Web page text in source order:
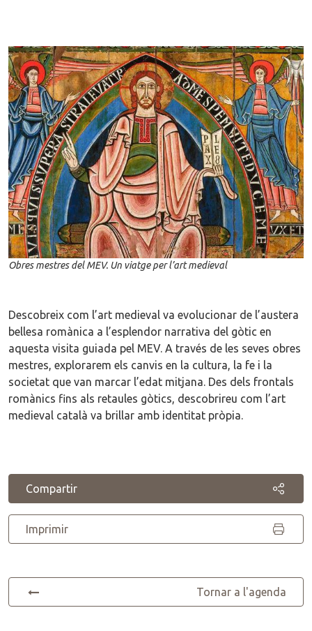
Obres mestres del MEV. Un viatge per l’art medieval
Descobreix com l’art medieval va evolucionar de l’austera
bellesa romànica a l’esplendor narrativa del gòtic en
aquesta visita guiada pel MEV. A través de les seves obres
mestres, explorarem els canvis en la cultura, la fe i la
societat que van marcar l’edat mitjana. Des dels frontals
romànics fins als retaules gòtics, descobrireu com l’art
medieval català va brillar amb identitat pròpia.
Compartir
Imprimir
Tornar a l'agenda